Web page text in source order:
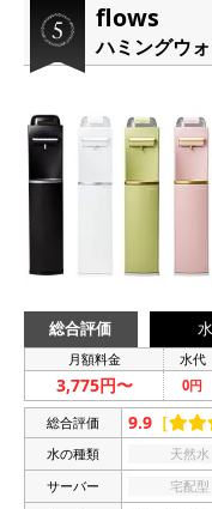
flows
ハミングウ
総合評価 水
月額料金 水代
3,775円〜 0円
総合評価 9.9 ［
水の種類 天然水
サーバー
宅配型